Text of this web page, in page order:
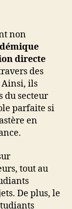
non
directe
des
Ainsi, ils
du secteur
parfaite si
en
tout au
De plus, le